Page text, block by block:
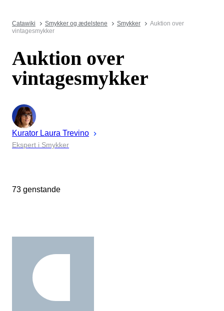
Catawiki Smykker og ædelstene Smykker
Auktion over
vintagesmykker
Auktion over
vintagesmykker
Kurator Laura Trevino
Ekspert i Smykker
73 genstande